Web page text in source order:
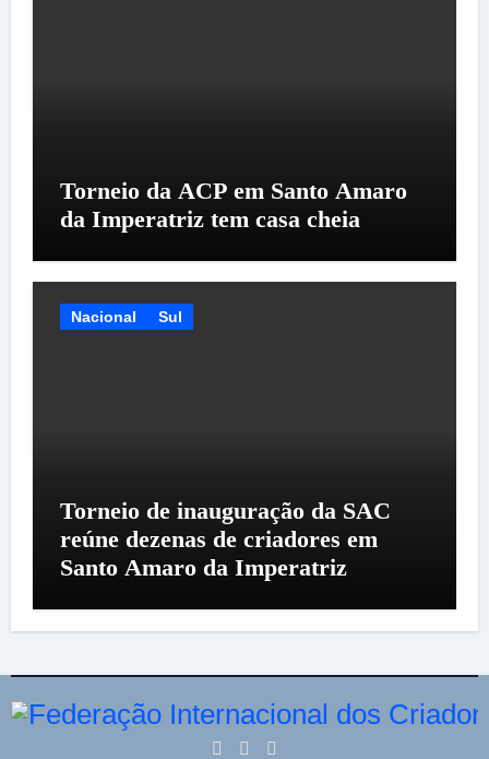
Torneio da ACP em Santo Amaro
da Imperatriz tem casa cheia
Nacional Sul
Torneio de inauguração da SAC
reúne dezenas de criadores em
Santo Amaro da Imperatriz